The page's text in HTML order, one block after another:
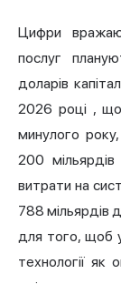
Цифри
послуг
доларів
2026 році, що
минулого
200 мільярдів
витрати на
788 мільярдів
для того, щоб
технології як